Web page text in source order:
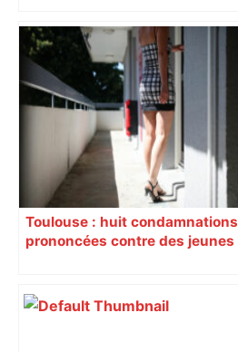
Toulouse : huit condamnations
prononcées contre des jeunes